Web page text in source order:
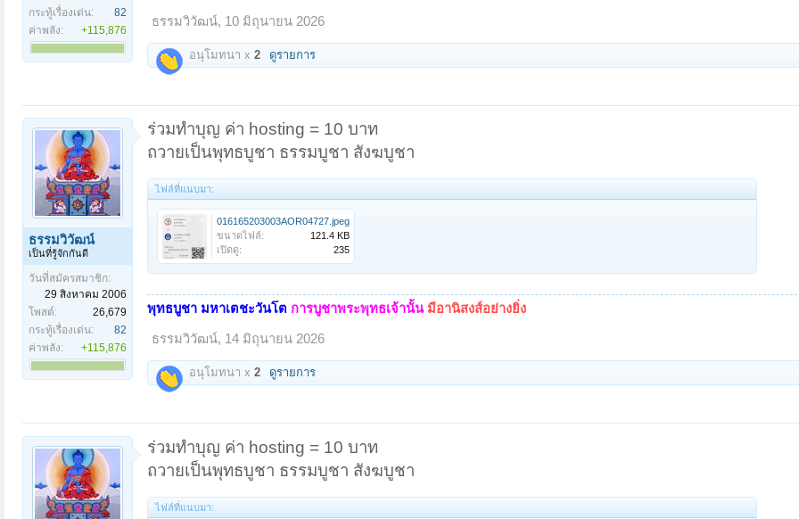
กระทู้เรื่องเด่น:
82
ค่าพลัง:
+115,876
ธรรมวิวัฒน์, 10 มิถุนายน 2026
อนุโมทนา x 2 ดูรายการ
ธรรมวิวัฒน์
เป็นที่รู้จักกันดี
วันที่สมัครสมาชิก:
29 สิงหาคม 2006
โพสต์:
26,679
กระทู้เรื่องเด่น:
82
ค่าพลัง:
+115,876
ร่วมทำบุญ ค่า hosting = 10 บาท
ถวายเป็นพุทธบูชา ธรรมบูชา สังฆบูชา
ไฟล์ที่แนบมา:
016165203003AOR04727.jpeg
ขนาดไฟล์:
121.4 KB
เปิดดู:
235
พุทธบูชา มหาเตชะวันโต การบูชาพระพุทธเจ้านั้น มีอานิสงส์อย่างยิ่ง
ธรรมวิวัฒน์, 14 มิถุนายน 2026
อนุโมทนา x 2 ดูรายการ
ร่วมทำบุญ ค่า hosting = 10 บาท
ถวายเป็นพุทธบูชา ธรรมบูชา สังฆบูชา
ไฟล์ที่แนบมา: